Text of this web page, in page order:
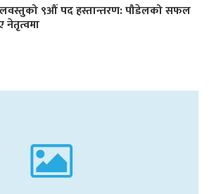
९औं पद हस्तान्तरण: पौडेलको सफल
नेतृत्वमा